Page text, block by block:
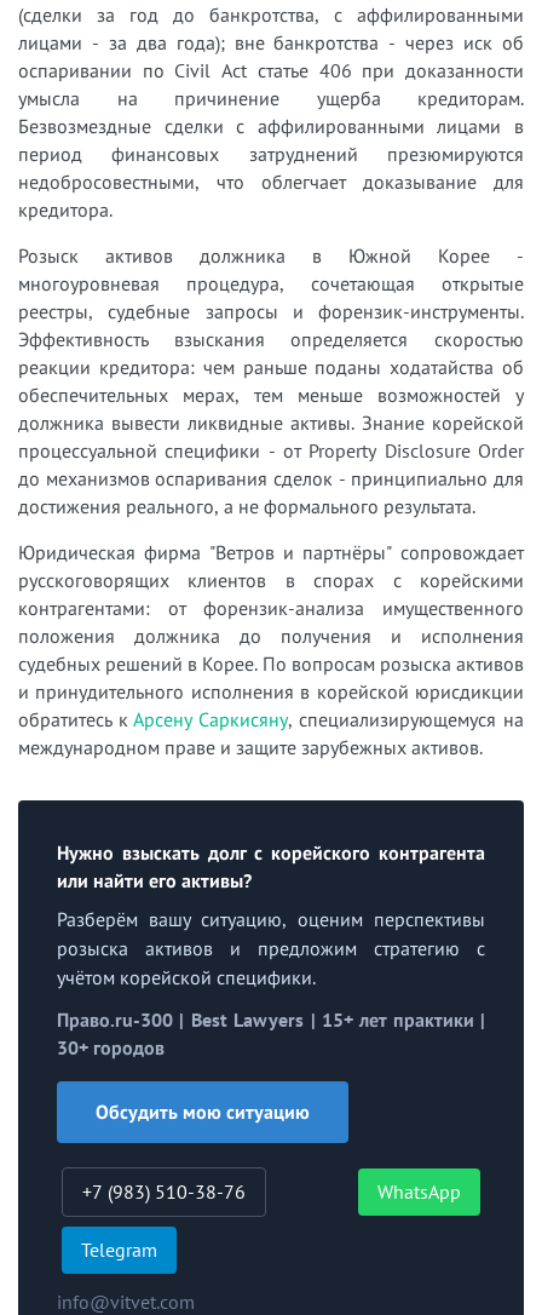
(сделки за год до банкротства, с аффилированными
лицами - за два года); вне банкротства - через иск об
оспаривании по Civil Act статье 406 при доказанности
умысла на причинение ущерба кредиторам.
Безвозмездные сделки с аффилированными лицами в
период финансовых затруднений презюмируются
недобросовестными, что облегчает доказывание для
кредитора.
Розыск активов должника в Южной Корее -
многоуровневая процедура, сочетающая открытые
реестры, судебные запросы и форензик-инструменты.
Эффективность взыскания определяется скоростью
реакции кредитора: чем раньше поданы ходатайства об
обеспечительных мерах, тем меньше возможностей у
должника вывести ликвидные активы. Знание корейской
процессуальной специфики - от Property Disclosure Order
до механизмов оспаривания сделок - принципиально для
достижения реального, а не формального результата.
Юридическая фирма "Ветров и партнёры" сопровождает
русскоговорящих клиентов в спорах с корейскими
контрагентами: от форензик-анализа имущественного
положения должника до получения и исполнения
судебных решений в Корее. По вопросам розыска активов
и принудительного исполнения в корейской юрисдикции
обратитесь кАрсену Саркисяну, специализирующемуся на
международном праве и защите зарубежных активов.
Нужно взыскать долг с корейского контрагента
или найти его активы?
Разберём вашу ситуацию, оценим перспективы
розыска активов и предложим стратегию с
учётом корейской специфики.
Право.ru-300 | Best Lawyers | 15+ лет практики |
30+ городов
Обсудить мою ситуацию
+7 (983) 510-38-76 WhatsApp
Telegram
info@vitvet.com